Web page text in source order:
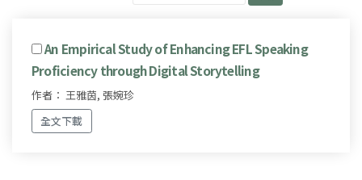
An Empirical Study of Enhancing EFL Speaking
Proficiency through Digital Storytelling
作者： 王雅茵, 張婉珍
全文下載